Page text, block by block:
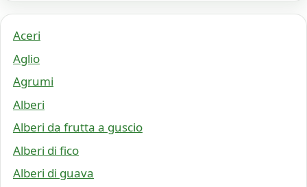
Aceri
Aglio
Agrumi
Alberi
Alberi da frutta a guscio
Alberi di fico
Alberi di guava